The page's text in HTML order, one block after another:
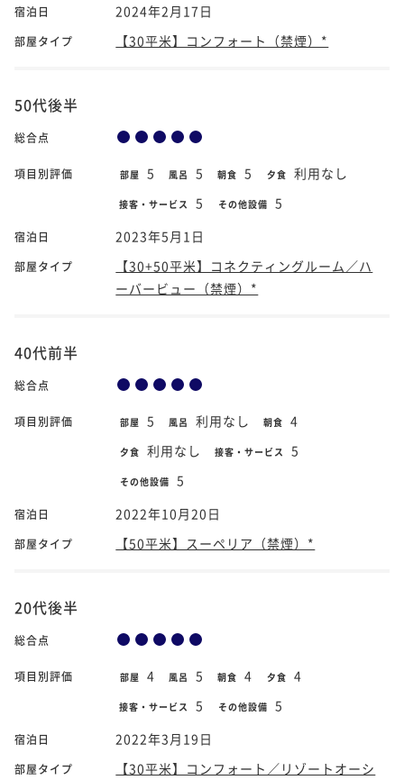
宿泊日 2024年2月17日
部屋タイプ 【30平米】コンフォート（禁煙）*
50代後半
総合点
項目別評価 部屋 5 風呂 5 朝食 5 夕食 利用なし
接客・サービス 5 その他設備 5
宿泊日 2023年5月1日
部屋タイプ
【30+50平米】コネクティングルーム／ハ
ーバービュー（禁煙）*
40代前半
総合点
項目別評価 部屋 5 風呂 利用なし 朝食 4
夕食 利用なし 接客・サービス 5
その他設備 5
宿泊日 2022年10月20日
部屋タイプ 【50平米】スーペリア（禁煙）*
20代後半
総合点
項目別評価 部屋 4 風呂 5 朝食 4 夕食 4
接客・サービス 5 その他設備 5
宿泊日 2022年3月19日
部屋タイプ
【30平米】コンフォート／リゾートオーシ